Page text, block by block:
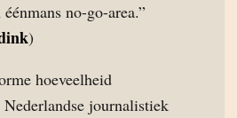
no-go-area.”
)
hoeveelheid
journalistiek